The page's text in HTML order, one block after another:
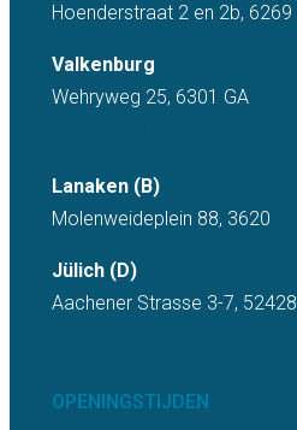
Hoenderstraat 2 en 2b, 6269
Valkenburg
Wehryweg 25, 6301 GA
Lanaken (B)
Molenweideplein 88, 3620
Jülich (D)
Aachener Strasse 3-7, 52428
OPENINGSTIJDEN